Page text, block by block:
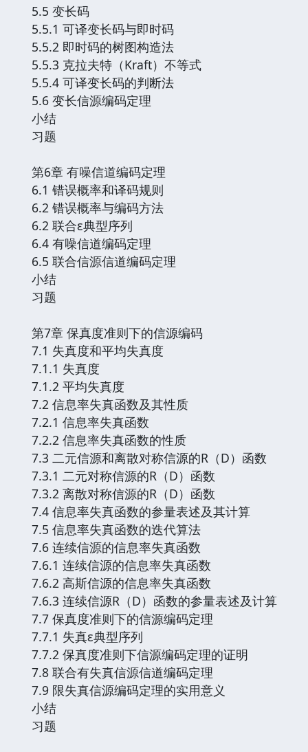
5.5 变长码
5.5.1 可译变长码与即时码
5.5.2 即时码的树图构造法
5.5.3 克拉夫特（Kraft）不等式
5.5.4 可译变长码的判断法
5.6 变长信源编码定理
小结
习题
第6章 有噪信道编码定理
6.1 错误概率和译码规则
6.2 错误概率与编码方法
6.2 联合ε典型序列
6.4 有噪信道编码定理
6.5 联合信源信道编码定理
小结
习题
第7章 保真度准则下的信源编码
7.1 失真度和平均失真度
7.1.1 失真度
7.1.2 平均失真度
7.2 信息率失真函数及其性质
7.2.1 信息率失真函数
7.2.2 信息率失真函数的性质
7.3 二元信源和离散对称信源的R（D）函数
7.3.1 二元对称信源的R（D）函数
7.3.2 离散对称信源的R（D）函数
7.4 信息率失真函数的参量表述及其计算
7.5 信息率失真函数的迭代算法
7.6 连续信源的信息率失真函数
7.6.1 连续信源的信息率失真函数
7.6.2 高斯信源的信息率失真函数
7.6.3 连续信源R（D）函数的参量表述及计算
7.7 保真度准则下的信源编码定理
7.7.1 失真ε典型序列
7.7.2 保真度准则下信源编码定理的证明
7.8 联合有失真信源信道编码定理
7.9 限失真信源编码定理的实用意义
小结
习题